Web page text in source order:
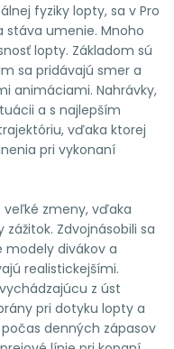
fyziky lopty, sa v Pro
stáva umenie. Mnoho
lopty. Základom sú
sa pridávajú smer a
animáciami. Nahrávky,
a s najlepším
vďaka ktorej
pri vykonaní
veľké zmeny, vďaka
Zdvojnásobili sa
divákov a
realistickejšími.
z úst
pri dotyku lopty a
denných zápasov